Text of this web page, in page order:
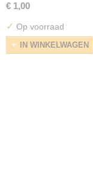
€ 1,00
✓ Op voorraad
IN WINKELWAGEN